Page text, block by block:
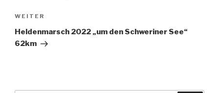
Nächster
Beitrag
WEITER
Heldenmarsch 2022 „um den Schweriner See“
62km